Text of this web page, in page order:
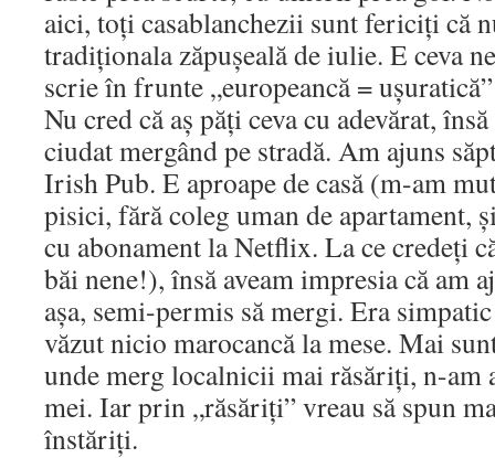
aici, toți casablanchezii sunt fericiți că
tradiționala zăpușeală de iulie. E ceva
scrie în frunte „europeancă =
Nu cred că aș păți ceva cu adevărat,
ciudat mergând pe stradă. Am ajuns
Irish Pub. E aproape de casă (m-am
pisici, fără coleg uman de apartament,
cu abonament la Netflix. La ce credeți
băi nene!), însă aveam impresia că am
așa, semi-permis să mergi. Era
văzut nicio marocancă la mese. Mai
unde merg localnicii mai răsăriți, n-am
mei. Iar prin „răsăriți” vreau să spun
înstăriți.